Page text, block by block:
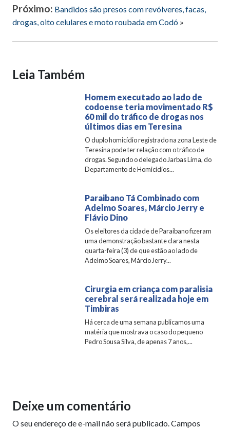
Próximo: Bandidos são presos com revólveres, facas,
drogas, oito celulares e moto roubada em Codó »
Leia Também
Homem executado ao lado de
codoense teria movimentado R$
60 mil do tráfico de drogas nos
últimos dias em Teresina
O duplo homicídio registrado na zona Leste de
Teresina pode ter relação com o tráfico de
drogas. Segundo o delegado Jarbas Lima, do
Departamento de Homicídios...
Paraibano Tá Combinado com
Adelmo Soares, Márcio Jerry e
Flávio Dino
Os eleitores da cidade de Paraibano fizeram
uma demonstração bastante clara nesta
quarta-feira (3) de que estão ao lado de
Adelmo Soares, Márcio Jerry...
Cirurgia em criança com paralisia
cerebral será realizada hoje em
Timbiras
Há cerca de uma semana publicamos uma
matéria que mostrava o caso do pequeno
Pedro Sousa Silva, de apenas 7 anos,...
Deixe um comentário
O seu endereço de e-mail não será publicado.Campos